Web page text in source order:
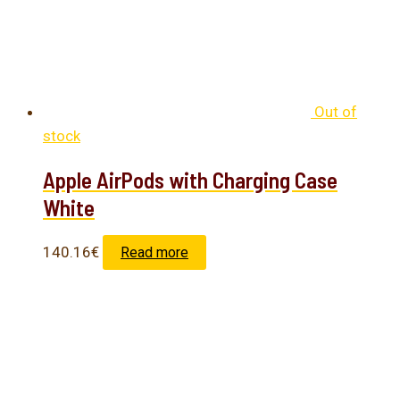
Out of
stock
Apple AirPods with Charging Case
White
140.16€ Read more